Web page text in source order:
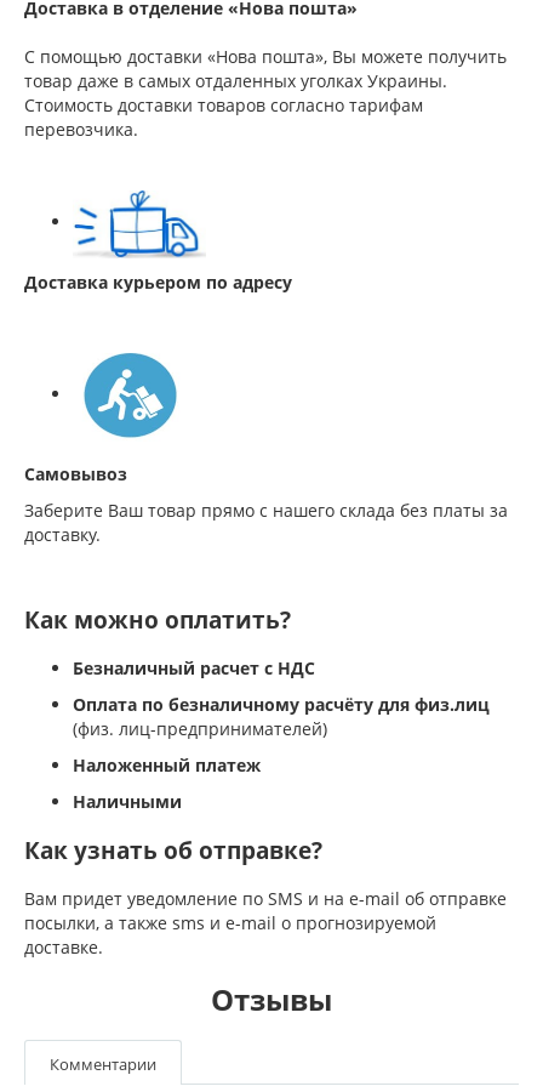
Доставка в отделение «Нова пошта»
С помощью доставки «Нова пошта», Вы можете получить
товар даже в самых отдаленных уголках Украины.
Стоимость доставки товаров согласно тарифам
перевозчика.
Доставка курьером по адресу
Самовывоз
Заберите Ваш товар прямо с нашего склада без платы за
доставку.
Как можно оплатить?
Безналичный расчет с НДС
Оплата по безналичному расчёту для физ.лиц
(физ. лиц-предпринимателей)
Наложенный платеж
Наличными
Как узнать об отправке?
Вам придет уведомление по SMS и на e-mail об отправке
посылки, а также sms и e-mail о прогнозируемой
доставке.
Отзывы
Комментарии